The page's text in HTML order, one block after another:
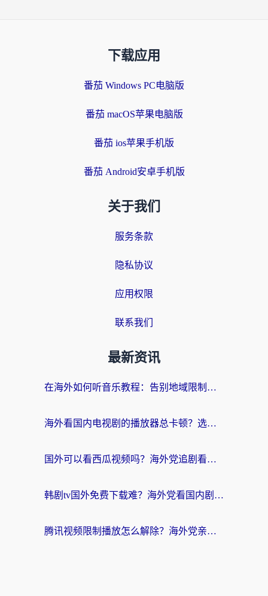
下载应用
番茄 Windows PC电脑版
番茄 macOS苹果电脑版
番茄 ios苹果手机版
番茄 Android安卓手机版
关于我们
服务条款
隐私协议
应用权限
联系我们
最新资讯
在海外如何听音乐教程：告别地域限制，随时听见国内的声音
海外看国内电视剧的播放器总卡顿？选对回国加速器才是关键
国外可以看西瓜视频吗？海外党追剧看片的终极解决方案
韩剧tv国外免费下载难？海外党看国内剧的加速器选择指南（附实用技巧）
腾讯视频限制播放怎么解除？海外党亲测有效的回国加速指南